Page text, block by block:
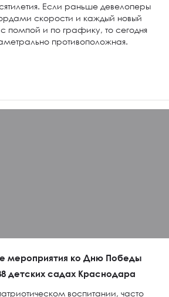
Если раньше девелоперы
скорости и каждый новый
помпой и по графику, то сегодня
противоположная.
мероприятия ко Дню Победы
детских садах Краснодара
воспитании, часто